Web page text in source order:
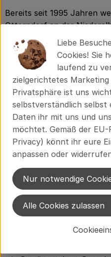
Bereits seit 1995 Jahren
Otterndorf an der
biologische
produziert. Die Rohstoffe
möglich, in unmittelbarer
Nachbarschaft gekauft,
Bioland Schleswig-
mit 92 ha der eigene
der Nähe der Produktion
Der Betrieb ist heute BCS
zertifiziert und produziert
Marke Marschland
ökologischem Anbau für
Fruchtcocktail,
Liebe
Cookies! Sie
laufend zu
zielgerichtetes
Privatsphäre ist uns
selbstverständlich selbst
Daten ihr mit uns und
möchtet. Gemäß der
Privacy) könnt ihr eure
anpassen oder
Nur notwendige
Alle Cookies zulassen